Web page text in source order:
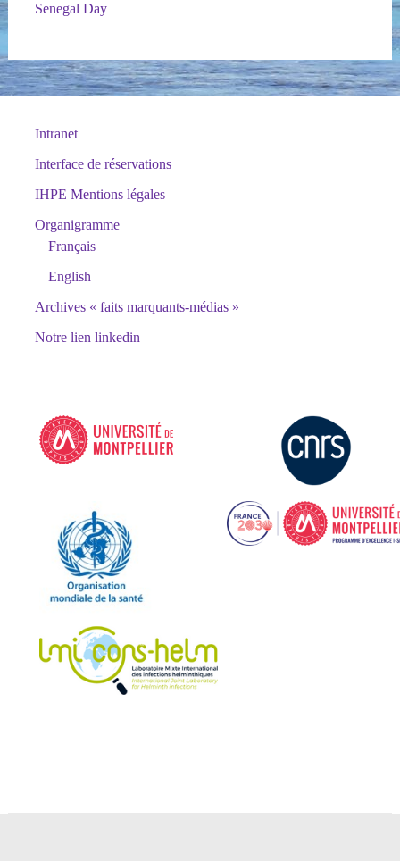
Senegal Day
Intranet
Interface de réservations
IHPE Mentions légales
Organigramme
Français
English
Archives « faits marquants-médias »
Notre lien linkedin